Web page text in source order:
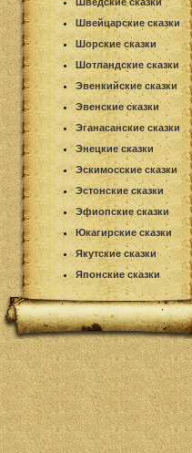
Швейцарские сказки
Шорские сказки
Шотландские сказки
Эвенкийские сказки
Эвенские сказки
Эганасанские сказки
Энецкие сказки
Эскимосские сказки
Эстонские сказки
Эфиопские сказки
Юкагирские сказки
Якутские сказки
Японские сказки